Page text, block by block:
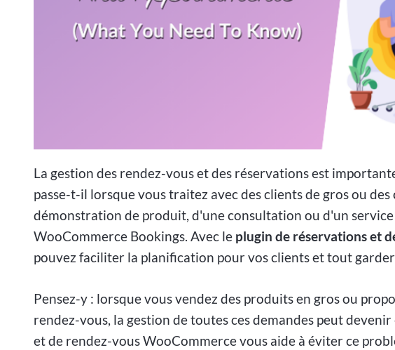
La gestion des rendez-vous et des réservations est
passe-t-il lorsque vous traitez avec des clients de gros ou
démonstration de produit, d'une consultation ou d'un
WooCommerce Bookings. Avec le plugin de réservations et
pouvez faciliter la planification pour vos clients et tout
Pensez-y : lorsque vous vendez des produits en gros ou
rendez-vous, la gestion de toutes ces demandes peut
et de rendez-vous WooCommerce vous aide à éviter ce